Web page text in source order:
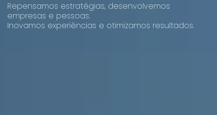
Repensamos estratégias, desenvolvemos
empresas e pessoas.
Inovamos experiências e otimizamos resultados.